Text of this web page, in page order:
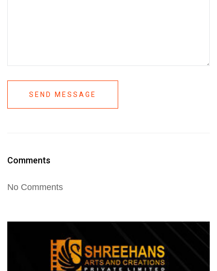
SEND MESSAGE
Comments
No Comments